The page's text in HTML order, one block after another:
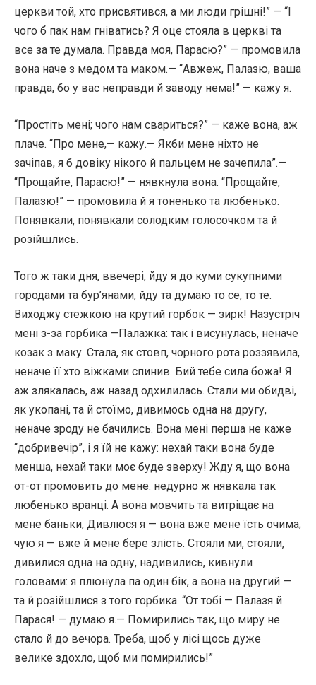
церкви той, хто присвятився, а ми люди грішні!” — “І
чого б пак нам гніватись? Я оце стояла в церкві та
все за те думала. Правда моя, Парасю?” — промовила
вона наче з медом та маком.— “Авжеж, Палазю, ваша
правда, бо у вас неправди й заводу нема!” — кажу я.
“Простіть мені; чого нам свариться?” — каже вона, аж
плаче. “Про мене,— кажу.— Якби мене ніхто не
зачіпав, я б довіку нікого й пальцем не зачепила”.—
“Прощайте, Парасю!” — нявкнула вона. “Прощайте,
Палазю!” — промовила й я тоненько та любенько.
Понявкали, понявкали солодким голосочком та й
розійшлись.
Того ж таки дня, ввечері, йду я до куми сукупними
городами та бур’янами, йду та думаю то се, то те.
Виходжу стежкою на крутий горбок — зирк! Назустріч
мені з-за горбика —Палажка: так і висунулась, неначе
козак з маку. Стала, як стовп, чорного рота роззявила,
неначе її хто віжками спинив. Бий тебе сила божа! Я
аж злякалась, аж назад одхилилась. Стали ми обидві,
як укопані, та й стоїмо, дивимось одна на другу,
неначе зроду не бачились. Вона мені перша не каже
“добривечір”, і я їй не кажу: нехай таки вона буде
менша, нехай таки моє буде зверху! Жду я, що вона
от-от промовить до мене: недурно ж нявкала так
любенько вранці. А вона мовчить та витріщає на
мене баньки, Дивлюся я — вона вже мене їсть очима;
чую я — вже й мене бере злість. Стояли ми, стояли,
дивилися одна на одну, надивились, кивнули
головами: я плюнула па один бік, а вона на другий —
та й розійшлися з того горбика. “От тобі — Палазя й
Парася! — думаю я.— Помирились так, що миру не
стало й до вечора. Треба, щоб у лісі щось дуже
велике здохло, щоб ми помирились!”